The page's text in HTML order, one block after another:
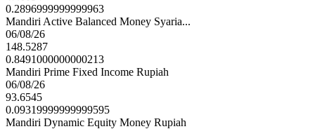
0.2896999999999963
Mandiri Active Balanced Money Syaria...
06/08/26
148.5287
0.8491000000000213
Mandiri Prime Fixed Income Rupiah
06/08/26
93.6545
0.09319999999999595
Mandiri Dynamic Equity Money Rupiah